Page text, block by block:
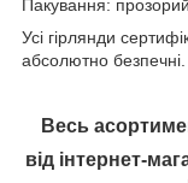
Пакування:
Усі гірлянди
абсолютно безпечні.
Весь
від інтернет-